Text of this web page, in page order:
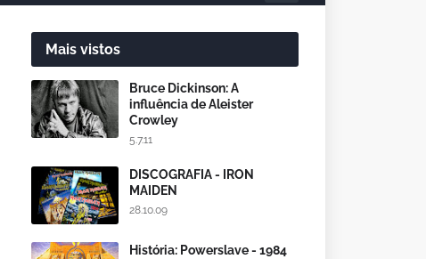
Mais vistos
Bruce Dickinson: A
influência de Aleister
Crowley
5.7.11
DISCOGRAFIA - IRON
MAIDEN
28.10.09
História: Powerslave - 1984